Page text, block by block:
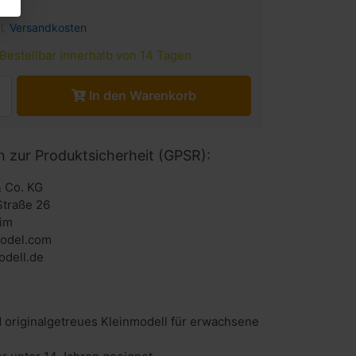
Versandkosten
Bestellbar innerhalb von 14 Tagen
In den Warenkorb
zur Produktsicherheit (GPSR):
Co. KG
26
originalgetreues Kleinmodell für erwachsene